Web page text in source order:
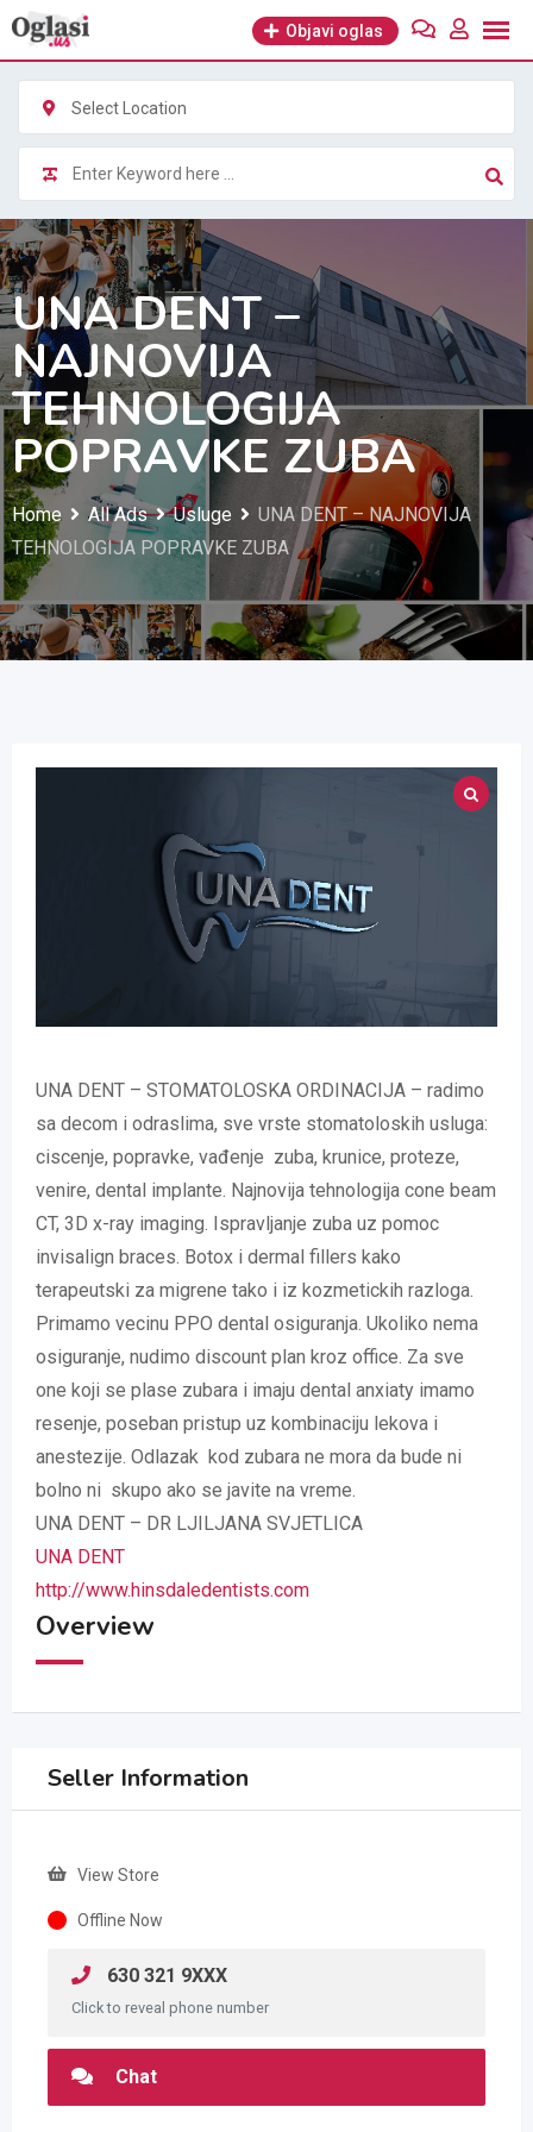
Skip
content
Objavi oglas
Select Location
UNA DENT –
NAJNOVIJA
TEHNOLOGIJA
POPRAVKE ZUBA
Home All Ads Usluge
UNA DENT – NAJNOVIJA
TEHNOLOGIJA POPRAVKE ZUBA
UNA DENT – STOMATOLOSKA ORDINACIJA – radimo
sa decom i odraslima, sve vrste stomatoloskih usluga:
ciscenje, popravke, vađenje zuba, krunice, proteze,
venire, dental implante. Najnovija tehnologija cone beam
CT, 3D x-ray imaging. Ispravljanje zuba uz pomoc
invisalign braces. Botox i dermal fillers kako
terapeutski za migrene tako i iz kozmetickih razloga.
Primamo vecinu PPO dental osiguranja. Ukoliko nema
osiguranje, nudimo discount plan kroz office. Za sve
one koji se plase zubara i imaju dental anxiaty imamo
resenje, poseban pristup uz kombinaciju lekova i
anestezije. Odlazak kod zubara ne mora da bude ni
bolno ni skupo ako se javite na vreme.
UNA DENT – DR LJILJANA SVJETLICA
UNA DENT
http://www.hinsdaledentists.com
Overview
Seller Information
View Store
Offline Now
630 321 9XXX
Click to reveal phone number
Chat